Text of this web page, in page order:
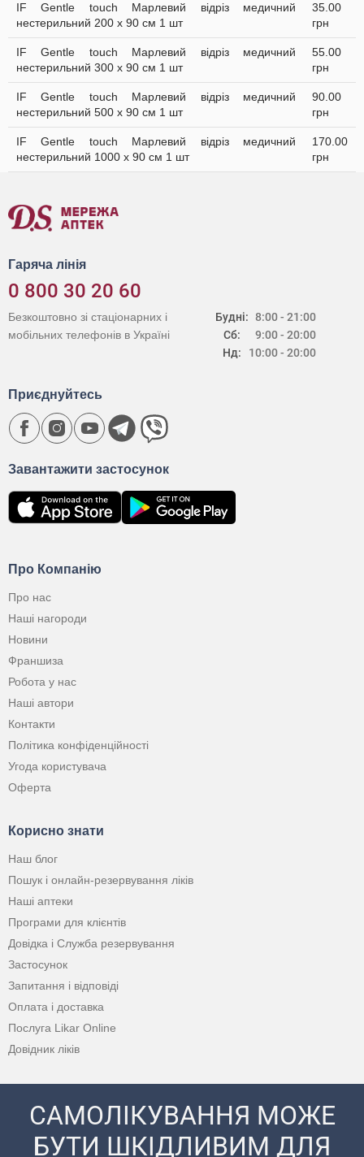
IF Gentle touch Марлевий відріз медичний
нестерильний 200 х 90 см 1 шт
35.00
грн
IF Gentle touch Марлевий відріз медичний
нестерильний 300 х 90 см 1 шт
55.00
грн
IF Gentle touch Марлевий відріз медичний
нестерильний 500 х 90 см 1 шт
90.00
грн
IF Gentle touch Марлевий відріз медичний
нестерильний 1000 х 90 см 1 шт
170.00
грн
Гаряча лінія
0 800 30 20 60
Будні:
Сб:
Нд:
8:00 - 21:00
9:00 - 20:00
10:00 - 20:00
Безкоштовно зі стаціонарних і
мобільних телефонів в Україні
Про Компанію
Про нас
Наші нагороди
Новини
Франшиза
Робота у нас
Наші автори
Контакти
Політика конфіденційності
Угода користувача
Оферта
Корисно знати
Наш блог
Пошук і онлайн-резервування ліків
Наші аптеки
Програми для клієнтів
Довідка і Служба резервування
Застосунок
Запитання і відповіді
Оплата і доставка
Послуга Likar Online
Довідник ліків
Завантажити застосунок
Приєднуйтесь
САМОЛІКУВАННЯ МОЖЕ
БУТИ ШКІДЛИВИМ ДЛЯ